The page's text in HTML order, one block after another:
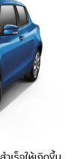
เร็จให้เกิดขึ้น